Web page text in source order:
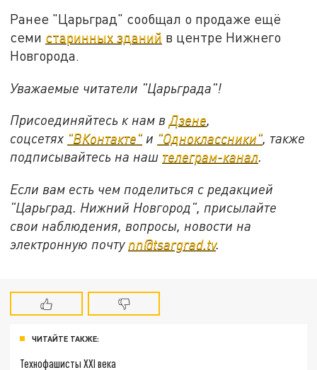
Ранее "Царьград" сообщал о продаже ещё
семи старинных зданий в центре Нижнего
Новгорода.
Уважаемые читатели "Царьграда"!
Присоединяйтесь к нам вДзене,
соцсетях "ВКонтакте" и "Одноклассники", также
подписывайтесь на наш телеграм-канал.
Если вам есть чем поделиться с редакцией
"Царьград. Нижний Новгород", присылайте
свои наблюдения, вопросы, новости на
электронную почту nn@tsargrad.tv.
ЧИТАЙТЕ ТАКЖЕ:
Технофашисты XXI века